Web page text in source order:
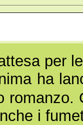
per
ha
romanzo.
i